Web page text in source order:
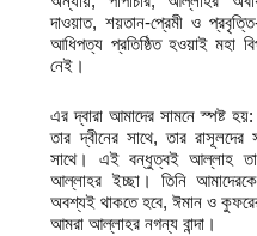
দাওয়াত, শয়তান-প্রেমী ও
আধিপত্য প্রতিষ্ঠিত হওয়াই মহা
নেই।
এর দ্বারা আমাদের সামনে স্পষ্ট
তার দ্বীনের সাথে, তার
সাথে। এই বন্ধুত্বই আল্লাহ
আল্লাহর ইচ্ছা। তিনি
অবশ্যই থাকতে হবে, ঈমান ও কুফরের
আমরা আল্লাহর নগন্য বান্দা।